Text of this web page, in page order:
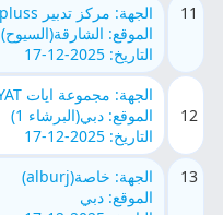
11
الجهة: مركز تدبير lifepluss
الموقع: الشارقة(السيوح)
التاريخ: 2025-12-17
12
الجهة: مجموعة ايات AYAT
الموقع: دبي(البرشاء 1)
التاريخ: 2025-12-17
13
الجهة: خاصة(alburj)
الموقع: دبي